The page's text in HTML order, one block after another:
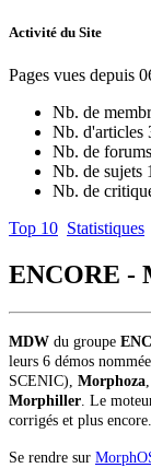
Activité du Site
Pages vues depuis
Nb. de
Nb. d'articles
Nb. de forums
Nb. de sujets
Nb. de
Top 10 Statistiques
ENCORE -
MDW du groupe
leurs 6 démos
SCENIC), Morphoza
Morphiller . Le
corrigés et plus encore...
Se rendre sur